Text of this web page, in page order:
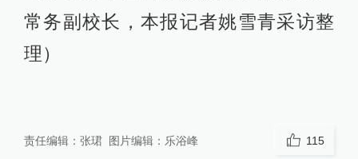
常务副校长，本报记者姚雪青采访整
理）
责任编辑： 张珺 图片编辑： 乐浴峰 115